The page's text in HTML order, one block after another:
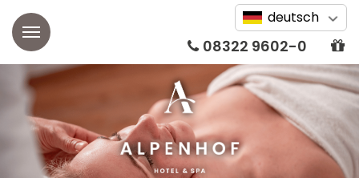
deutsch
08322 9602-0
Alpenhof
Aktuelles
Unsere Geschichte
Zimmer
Doppelzimmer
Wellness